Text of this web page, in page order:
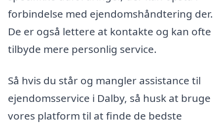
forbindelse med ejendomshåndtering der.
De er også lettere at kontakte og kan ofte
tilbyde mere personlig service.
Så hvis du står og mangler assistance til
ejendomsservice i Dalby, så husk at bruge
vores platform til at finde de bedste